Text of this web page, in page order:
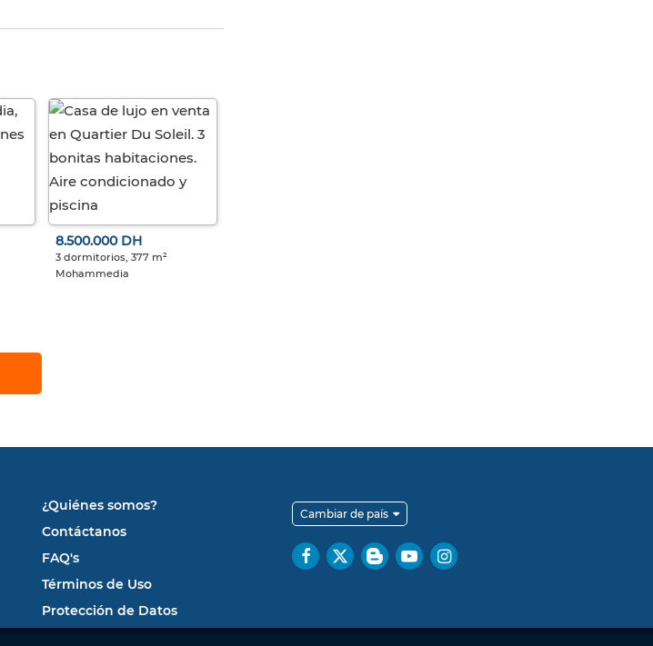
8.500.000 DH
3 dormitorios, 377 m²
Mohammedia
¿Quiénes somos?
Contáctanos
FAQ's
Términos de Uso
Protección de Datos
Cambiar de país